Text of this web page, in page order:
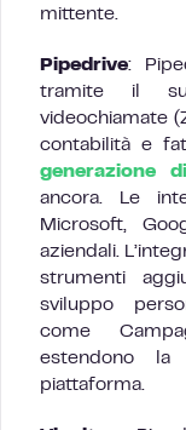
mittente.
Pipedrive:
tramite il
videochiamate
contabilità e
generazione
ancora. Le
Microsoft,
aziendali.
strumenti
sviluppo
come
estendono la
piattaforma.